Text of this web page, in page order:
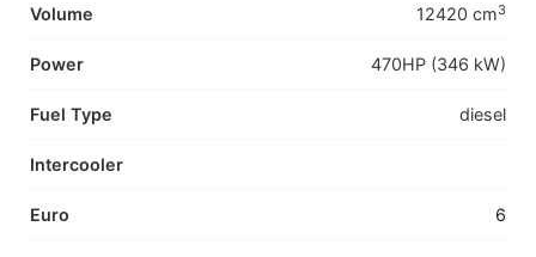
Volume 12420 cm3
Power 470HP (346 kW)
Fuel Type diesel
Intercooler
Euro 6